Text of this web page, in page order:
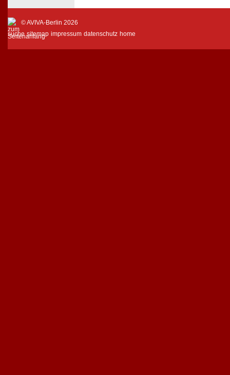
© AVIVA-Berlin 2026
suche sitemap impressum datenschutz home